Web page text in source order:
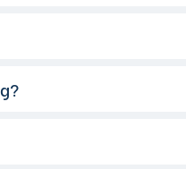
những nút liên hệ